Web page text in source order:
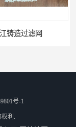
铸造过滤网
号-1
利.